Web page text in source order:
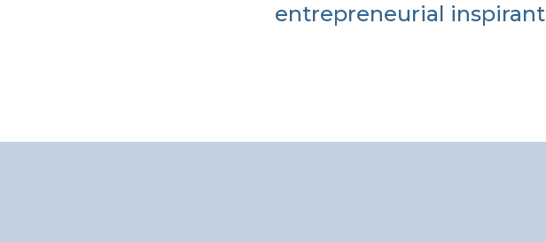
entrepreneurial inspirant